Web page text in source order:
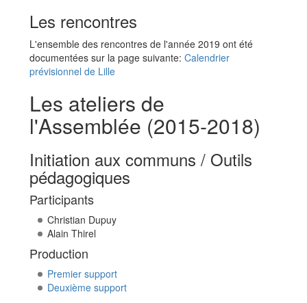
Les rencontres
L'ensemble des rencontres de l'année 2019 ont été
documentées sur la page suivante: Calendrier
prévisionnel de Lille
Les ateliers de
l'Assemblée (2015-2018)
Initiation aux communs / Outils
pédagogiques
Participants
Christian Dupuy
Alain Thirel
Production
Premier support
Deuxième support